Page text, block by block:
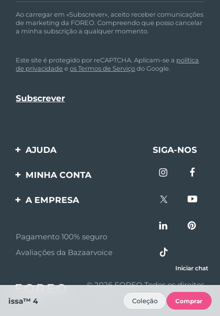
Ao carregar em «Subscrever», aceito receber comunicações
de marketing da FOREO. Compreendo que posso cancelar
a minha subscrição a qualquer momento.
Este site é protegido por reCAPTCHA. Aplicam-se a política
de privacidade eos Termos de Serviçodo Google.
AJUDA
Entre em contato
SIGA-NOS
MINHA CONTA
Registro de produto
A EMPRESA
Afiliados
Notícias de afiliados
Pagamento 100% seguro
Avaliações da Bazaarvoice
© 2026 FOREO Todos os direitos
reservados
Iniciar chat
issa™ 4 Coleção Comprar